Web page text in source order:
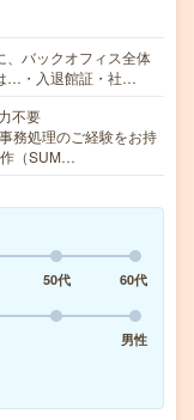
、バックオフィス全体
…・入退館証・社…
不要
務処理のご経験をお持
（SUM…
50代
60代
男性